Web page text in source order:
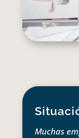
Muchas